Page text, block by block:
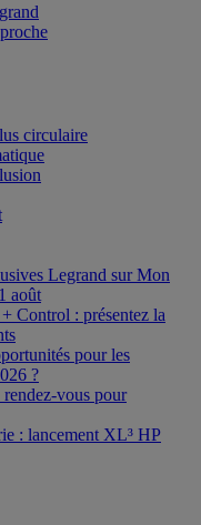
circulaire
Legrand sur Mon
août
Control : présentez la
pour les
?
vous pour
: lancement XL³ HP